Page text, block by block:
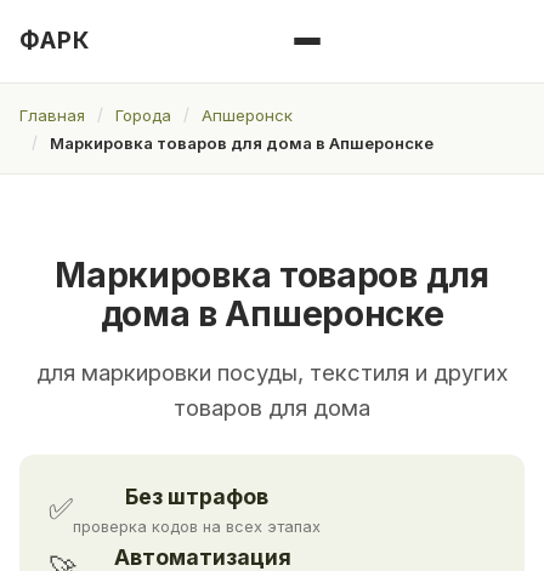
ФАРК
Главная Города
Апшеронск
Маркировка товаров для дома в Апшеронске
Маркировка товаров для
дома в Апшеронске
для маркировки посуды, текстиля и других
товаров для дома
✅ Без штрафов
проверка кодов на всех этапах
Автоматизация